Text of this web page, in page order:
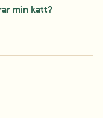
min katt?